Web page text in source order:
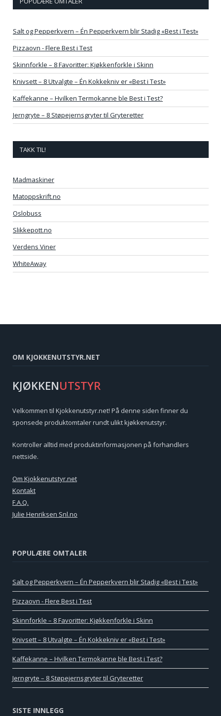
Salt og Pepperkvern – Én Pepperkvern blir Stadig «Best i Test»
Pizzaovn - Flere Best i Test
Skinnforkle – 8 Favoritter: Kjøkkenforkle i Skinn
Knivsett – 8 Utvalgte – Én Kokkekniv er «Best i Test»
Kaffekanne – Hvilken Termokanne ble Best i Test?
Jerngryte – 8 Støpejernsgryter til Gryteretter
TAKK TIL!
Madmaskiner
Matoppskrift.no
Oslobuss
Slikkepott.no
Verdens Viner
WhiteAway
OM KJOKKENUTSTYR.NET
KJØKKENUTSTYR
Velkommen til Kjokkenutstyr.net! På denne siden finner du
sponsede produktomtaler rundt ulikt kjøkkenutstyr.
Kontroller alltid med produktinformasjonen på forhandlers
nettside.
Om Kjokkenutstyr.net
Kontakt
F.A.Q.
Julie Henriksen Snl.no
POPULÆRE OMTALER
Salt og Pepperkvern – Én Pepperkvern blir Stadig «Best i Test»
Pizzaovn - Flere Best i Test
Skinnforkle – 8 Favoritter: Kjøkkenforkle i Skinn
Knivsett – 8 Utvalgte – Én Kokkekniv er «Best i Test»
Kaffekanne – Hvilken Termokanne ble Best i Test?
Jerngryte – 8 Støpejernsgryter til Gryteretter
SISTE INNLEGG